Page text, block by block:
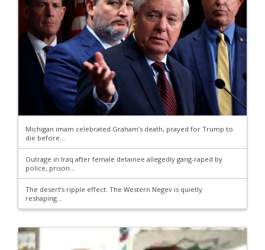
Michigan imam celebrated Graham’s death, prayed for Trump to
die before...
Outrage in Iraq after female detainee allegedly gang-raped by
police, prison...
The desert’s ripple effect: The Western Negev is quietly
reshaping...